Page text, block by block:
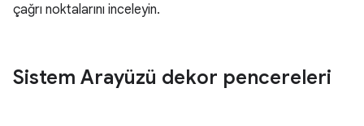
çağrı noktalarını inceleyin.
Sistem Arayüzü dekor pencereleri